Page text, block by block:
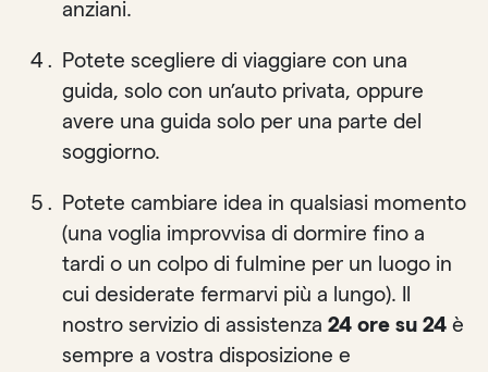
anziani.
Potete scegliere di viaggiare con una
guida, solo con un’auto privata, oppure
avere una guida solo per una parte del
soggiorno.
Potete cambiare idea in qualsiasi momento
(una voglia improvvisa di dormire fino a
tardi o un colpo di fulmine per un luogo in
cui desiderate fermarvi più a lungo). Il
nostro servizio di assistenza24 ore su 24 è
sempre a vostra disposizione e